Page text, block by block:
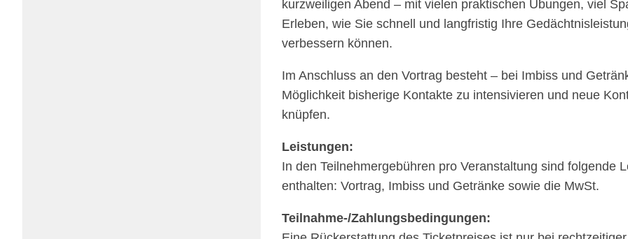
kurz­wei­li­gen Abend – mit vielen prak­ti­schen Übun­gen, viel
Erle­ben, wie Sie schnell und lang­fris­tig Ihre
verbes­sern können.
Im Anschluss an den Vortrag besteht – bei Imbiss und
Möglich­keit bishe­rige Kontakte zu inten­si­vie­ren und neue
knüpfen.
Leis­tun­gen:
In den Teil­neh­mer­ge­büh­ren pro Veran­stal­tung sind folgende
enthal­ten: Vortrag, Imbiss und Getränke sowie die MwSt.
Teil­nahme-/Zah­lungs­be­din­gun­gen: